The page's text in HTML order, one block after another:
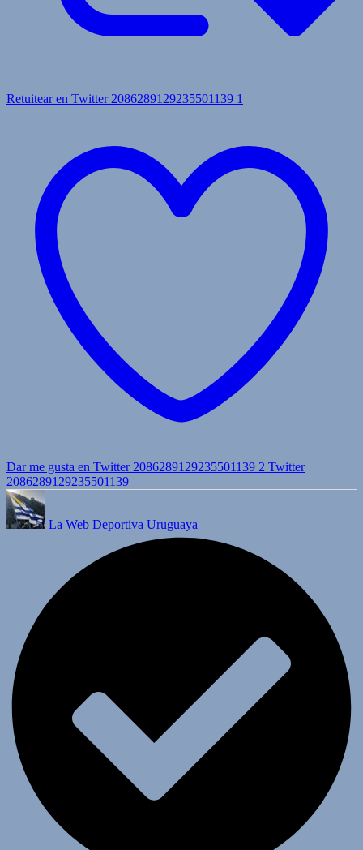
Retuitear en Twitter 2086289129235501139 1
Dar me gusta en Twitter 2086289129235501139 2 Twitter
2086289129235501139
La Web Deportiva Uruguaya